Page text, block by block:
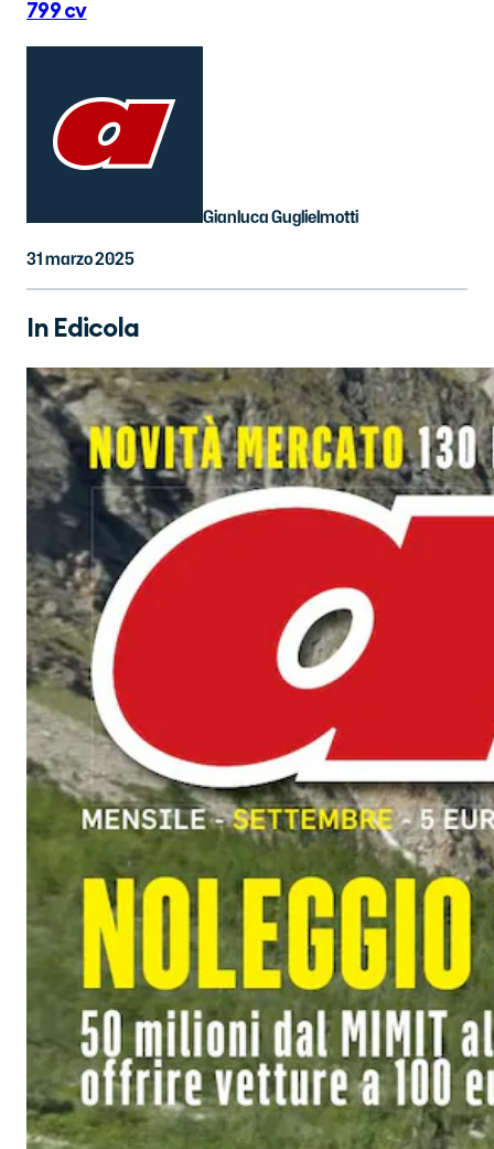
799 cv
Gianluca Guglielmotti
31 marzo 2025
In Edicola